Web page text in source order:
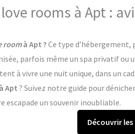
rooms à Apt :
roomà Apt ? Ce type d’hébergement,
parfois même un spa privatif ou
à vivre une nuit unique, dans un
Apt? Suivez notre guide pour
escapade un souvenir inoubliable.
Découvrir